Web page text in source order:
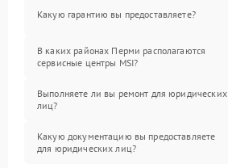
Какую гарантию вы предоставляете?
В каких районах Перми располагаются
сервисные центры MSI?
Выполняете ли вы ремонт для юридических
лиц?
Какую документацию вы предоставляете
для юридических лиц?